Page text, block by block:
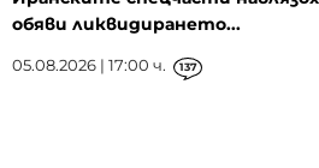
обяви ликвидирането...
05.08.2026 | 17:00 ч. 137